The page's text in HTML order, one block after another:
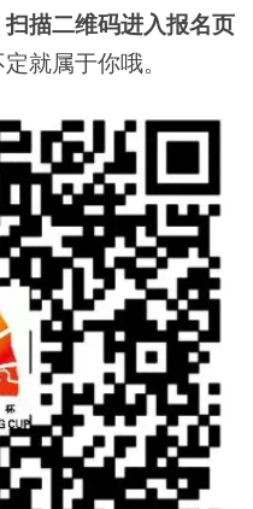
扫描二维码进入报名页
就属于你哦。